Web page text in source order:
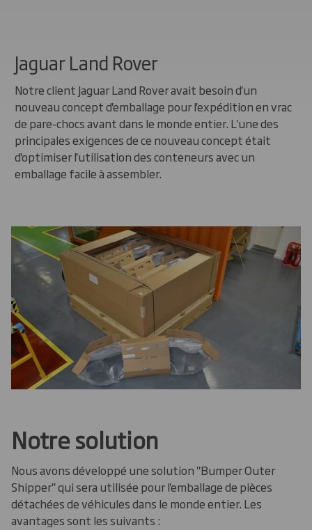
Jaguar Land Rover
Notre client Jaguar Land Rover avait besoin d'un
nouveau concept d'emballage pour l'expédition en vrac
de pare-chocs avant dans le monde entier. L'une des
principales exigences de ce nouveau concept était
d'optimiser l'utilisation des conteneurs avec un
emballage facile à assembler.
Notre solution
Nous avons développé une solution "Bumper Outer
Shipper" qui sera utilisée pour l'emballage de pièces
détachées de véhicules dans le monde entier. Les
avantages sont les suivants :